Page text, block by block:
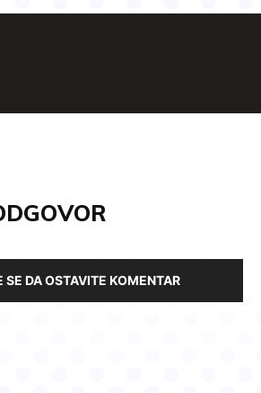
SE DA OSTAVITE KOMENTAR